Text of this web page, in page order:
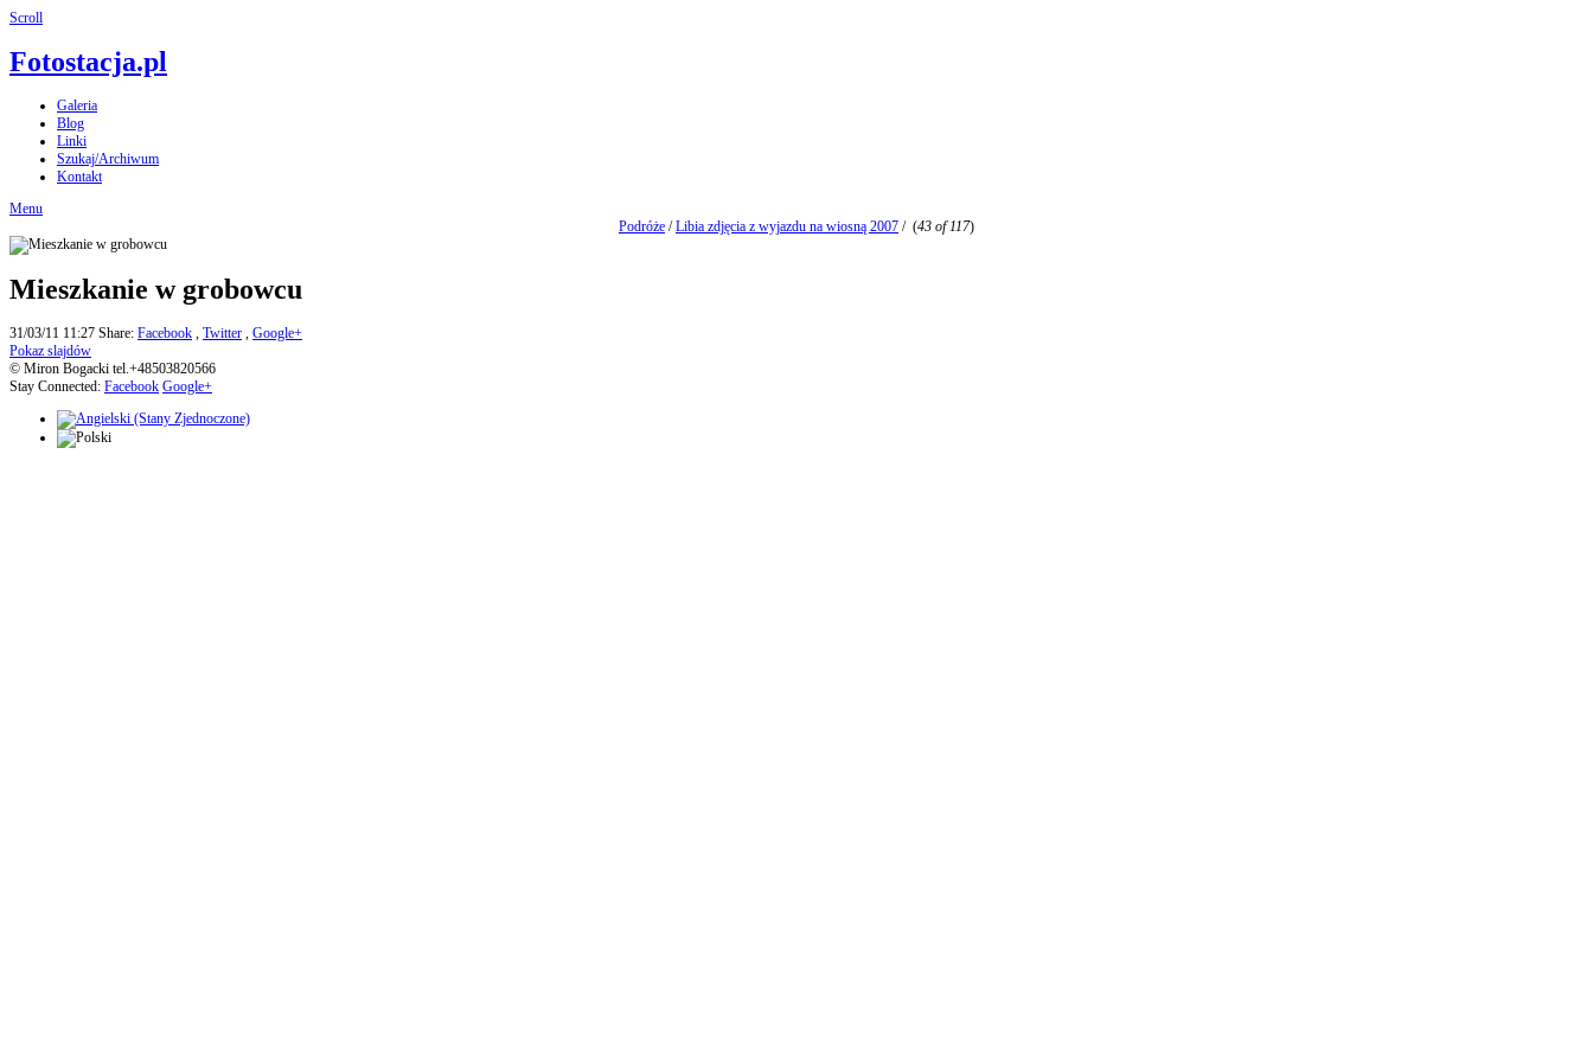
Scroll
Fotostacja.pl
Galeria
Blog
Linki
Szukaj/Archiwum
Kontakt
Menu
Podróże /Libia zdjęcia z wyjazdu na wiosną 2007 / (43 of 117)
Mieszkanie w grobowcu
31/03/11 11:27 Share: Facebook , Twitter , Google+
Pokaz slajdów
© Miron Bogacki tel.+48503820566
Stay Connected: Facebook Google+